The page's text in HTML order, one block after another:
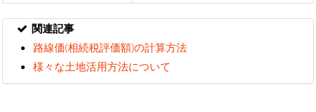
関連記事
路線価(相続税評価額)の計算方法
様々な土地活用方法について